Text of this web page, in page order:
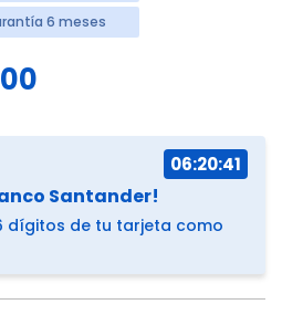
6 meses
06:20:41
Santander!
dígitos de tu tarjeta como